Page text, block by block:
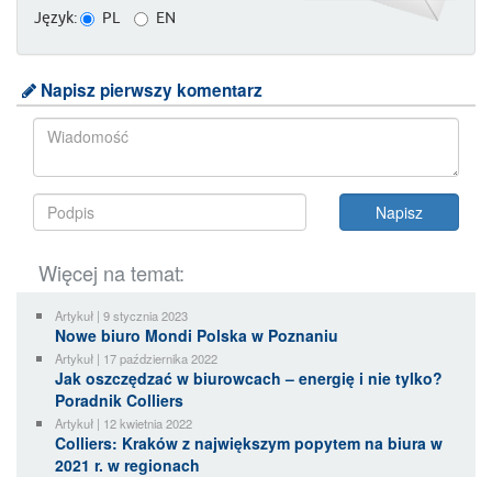
Język: PL EN
Napisz pierwszy komentarz
Więcej na temat:
Artykuł | 9 stycznia 2023
Nowe biuro Mondi Polska w Poznaniu
Artykuł | 17 października 2022
Jak oszczędzać w biurowcach – energię i nie tylko?
Poradnik Colliers
Artykuł | 12 kwietnia 2022
Colliers: Kraków z największym popytem na biura w
2021 r. w regionach